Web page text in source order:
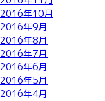
2016年10月
2016年9月
2016年8月
2016年7月
2016年6月
2016年5月
2016年4月